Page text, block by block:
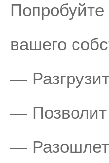
вашего
—
— Позволит
— Разошлет